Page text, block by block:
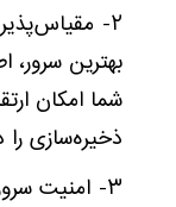
۲-
بهترین
شما امکان
ذخیره‌سازی را